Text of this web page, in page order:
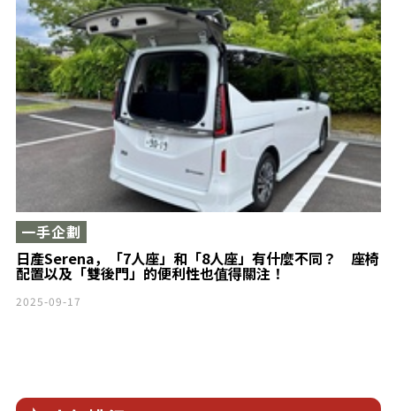
日產Serena，「7人座」和「8人座」有什麼不同？ 座椅
配置以及「雙後門」的便利性也值得關注！
一手企劃
2025-09-17